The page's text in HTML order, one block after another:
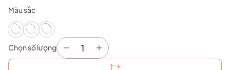
Màu sắc
Chọn số lượng
Vợt cầu lông Yonex Arcsaber 0 Feel/ Ability/